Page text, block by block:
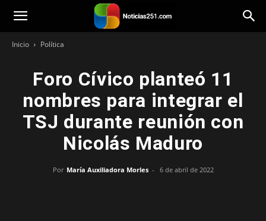
Noticias251
Inicio Política
Foro Cívico planteó 11
nombres para integrar el
TSJ durante reunión con
Nicolás Maduro
Por María Auxiliadora Morles - 6 de abril de 2022